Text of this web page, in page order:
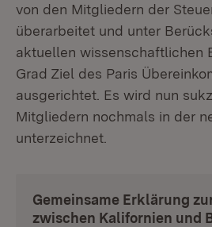
von den Mitgliedern der
überarbeitet und unter
aktuellen wissenschaftlichen
Grad Ziel des Paris
ausgerichtet. Es wird nun
Mitgliedern nochmals in der
unterzeichnet.
Gemeinsame Erklärung
zwischen Kalifornien und